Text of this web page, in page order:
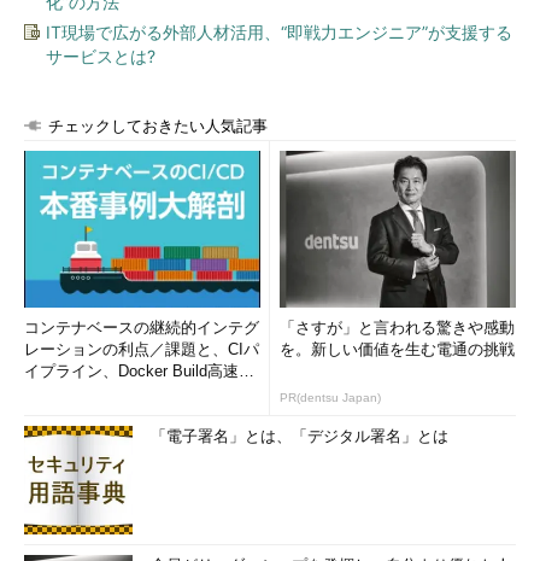
IT現場で広がる外部人材活用、“即戦力エンジニア”が支援する
サービスとは?
チェックしておきたい人気記事
コンテナベースの継続的インテグ
レーションの利点／課題と、CIパ
イプライン、Docker Build高速化
「さすが」と言われる驚きや感動
を。新しい価値を生む電通の挑戦
PR(dentsu Japan)
「電子署名」とは、「デジタル署名」とは